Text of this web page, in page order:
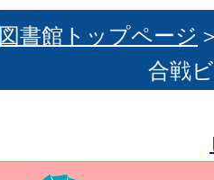
図書館トップページ
合戦